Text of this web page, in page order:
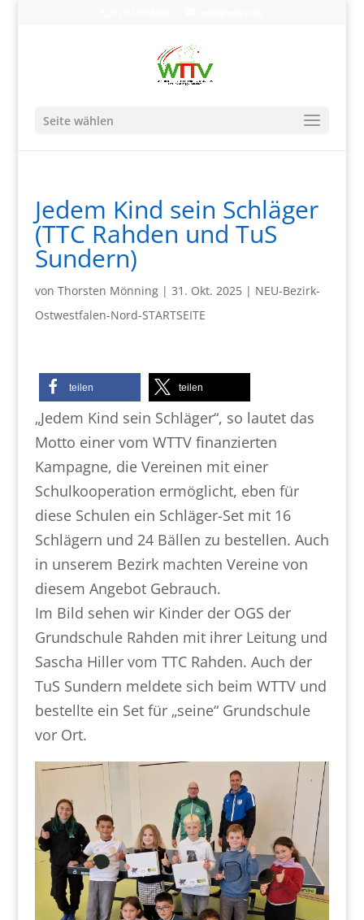
Seite wählen
Jedem Kind sein Schläger
(TTC Rahden und TuS
Sundern)
von Thorsten Mönning| 31. Okt. 2025| NEU-Bezirk-
Ostwestfalen-Nord-STARTSEITE
teilen teilen
„Jedem Kind sein Schläger“, so lautet das
Motto einer vom WTTV finanzierten
Kampagne, die Vereinen mit einer
Schulkooperation ermöglicht, eben für
diese Schulen ein Schläger-Set mit 16
Schlägern und 24 Bällen zu bestellen. Auch
in unserem Bezirk machten Vereine von
diesem Angebot Gebrauch.
Im Bild sehen wir Kinder der OGS der
Grundschule Rahden mit ihrer Leitung und
Sascha Hiller vom TTC Rahden. Auch der
TuS Sundern meldete sich beim WTTV und
bestellte ein Set für „seine“ Grundschule
vor Ort.